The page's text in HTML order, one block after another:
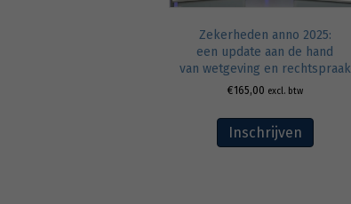
Zekerheden anno 2025:
een update aan de hand
van wetgeving en rechtspraak
€165,00 excl. btw
Inschrijven